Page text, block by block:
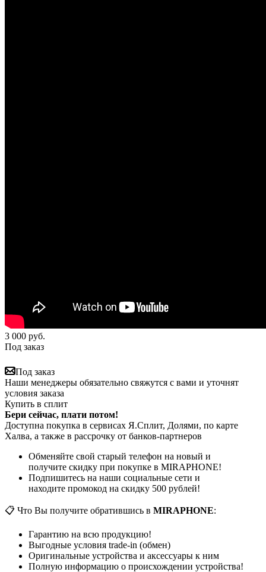
3 000 руб.
Под заказ
Под заказ
Наши менеджеры обязательно свяжутся с вами и уточнят
условия заказа
Купить в сплит
Бери сейчас, плати потом!
Доступна покупка в сервисах Я.Сплит, Долями, по карте
Халва, а также в рассрочку от банков-партнеров
Обменяйте свой старый телефон на новый и
получите скидку при покупке в MIRAPHONE!
Подпишитесь на наши социальные сети и
находите промокод на скидку 500 рублей!
📋 Что Вы получите обратившись в MIRAPHONE:
Гарантию на всю продукцию!
Выгодные условия trade-in (обмен)
Оригинальные устройства и аксессуары к ним
Полную информацию о происхождении устройства!